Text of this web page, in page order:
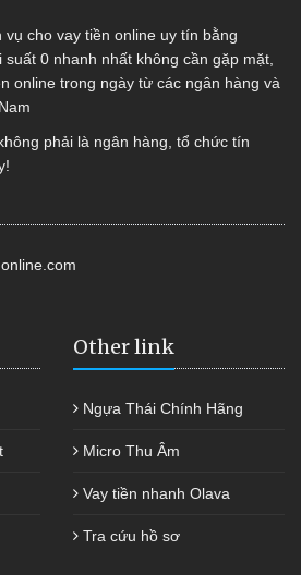
cho vay tiền online uy tín bằng
0 nhanh nhất không cần gặp mặt,
online trong ngày từ các ngân hàng và
phải là ngân hàng, tổ chức tín
Other link
Ngựa Thái Chính Hãng
Micro Thu Âm
Vay tiền nhanh Olava
Tra cứu hồ sơ